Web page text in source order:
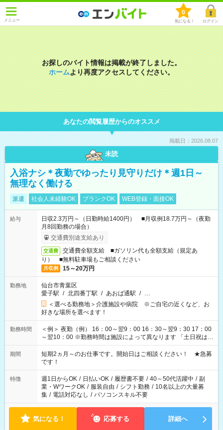
メニュー
0
気になる！ ログイン
お探しのバイト情報は掲載が終了しました。
ホームより再度アクセスしてください。
あなたの閲覧履歴からのオススメ
掲載日：2026.08.07
未読
入浴ナシ＊夜勤でゆったり見守りだけ＊週1日～
無理なく働ける
派遣 社会人未経験OK ブランクOK WEB登録・面接OK
給与
日収2.3万円～（日勤時給1400円） ■月収例18.7万円～（夜勤
月8回勤務の場合）
交通費別途支給あり
交通費
交通費全額支給 ■ガソリン代も全額支給（規定あ
り） ■無料駐車場もご相談ください
月収例 15～20万円
勤務地
仙台市青葉区
愛子駅 / 北四番丁駅 / あおば通駅 / …
＜選べる勤務地＞介護施設や病院 ※ご自宅の近くなど、お
好きな場所を選べます！
勤務時間
＜例＞ 夜勤（例） 16：00～翌9：00 16：30～翌9：30 17：00
～翌10：00 ※勤務時間は施設によって異なります 「土日祝は休
みたい」 「しっかり稼ぎたい」 「もう少し遅い時間から始めた
い」など ご希望にあったお仕事をご案内いたします。 ※未経験
の方の場合は1～2ヶ月間は日中での仕事を経験いただき、 お
仕事に慣れてからの夜勤になります。 ★家庭の都合でお休みが
必要な場合も遠慮なくご相談ください。
期間
短期2ヵ月～のお仕事です。開始日はご相談ください！ ★急募
です！
特徴 週1日からOK / 日払いOK / 履歴書不要 / 40～50代活躍中 / 副
業・WワークOK / 服装自由 / シフト勤務 / 10名以上の大量募
集 / 電話対応なし / パソコンスキル不要
気になる！ 応募する 詳細へ